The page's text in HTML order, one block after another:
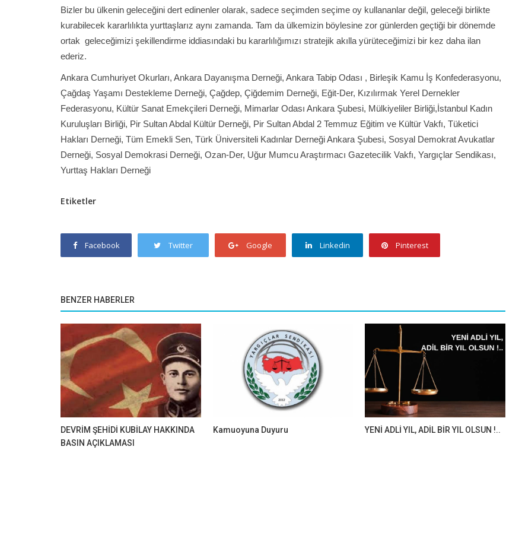
Bizler bu ülkenin geleceğini dert edinenler olarak, sadece seçimden seçime oy kullananlar değil, geleceği birlikte
kurabilecek kararlılıkta yurttaşlarız aynı zamanda. Tam da ülkemizin böylesine zor günlerden geçtiği bir dönemde
ortak geleceğimizi şekillendirme iddiasındaki bu kararlılığımızı stratejik akılla yürüteceğimizi bir kez daha ilan
ederiz.
Ankara Cumhuriyet Okurları, Ankara Dayanışma Derneği, Ankara Tabip Odası , Birleşik Kamu İş Konfederasyonu,
Çağdaş Yaşamı Destekleme Derneği, Çağdep, Çiğdemim Derneği, Eğit-Der, Kızılırmak Yerel Dernekler
Federasyonu, Kültür Sanat Emekçileri Derneği, Mimarlar Odası Ankara Şubesi, Mülkiyeliler Birliği,İstanbul Kadın
Kuruluşları Birliği, Pir Sultan Abdal Kültür Derneği, Pir Sultan Abdal 2 Temmuz Eğitim ve Kültür Vakfı, Tüketici
Hakları Derneği, Tüm Emekli Sen, Türk Üniversiteli Kadınlar Derneği Ankara Şubesi, Sosyal Demokrat Avukatlar
Derneği, Sosyal Demokrasi Derneği, Ozan-Der, Uğur Mumcu Araştırmacı Gazetecilik Vakfı, Yargıçlar Sendikası,
Yurttaş Hakları Derneği
Etiketler
Facebook Twitter Google Linkedin Pinterest
BENZER HABERLER
DEVRİM ŞEHİDİ KUBİLAY HAKKINDA
BASIN AÇIKLAMASI
Kamuoyuna Duyuru YENİ ADLİ YIL, ADİL BİR YIL OLSUN !..